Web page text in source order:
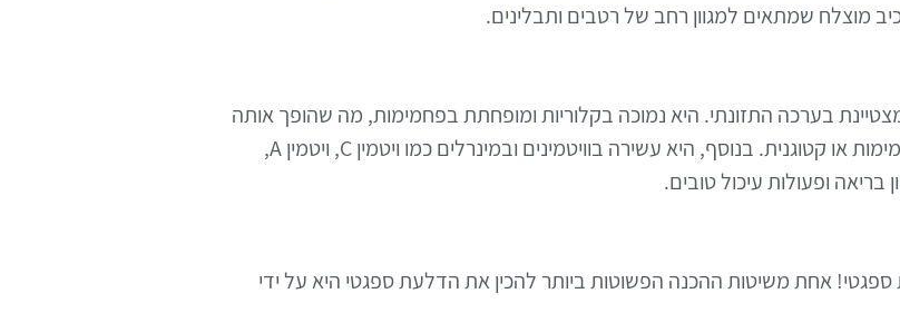
מוצלח שמתאים למגוון רחב של רטבים ותבלינים.
בערכה התזונתי. היא נמוכה בקלוריות ומופחתת בפחמימות, מה שהופך אותה
לבחירה מצוינת למי שעוקב אחר דיאטה דלת פחמימות או קטוגנית. בנוסף, היא עשירה בוויטמינים ובמינרלים כמו ויטמין C, ויטמין A,
בריאה ופעולות עיכול טובים.
אחת משיטות ההכנה הפשוטות ביותר להכין את הדלעת ספגטי היא על ידי